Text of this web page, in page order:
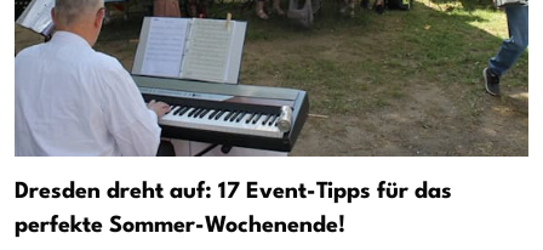
Dresden dreht auf: 17 Event-Tipps für das
perfekte Sommer-Wochenende!